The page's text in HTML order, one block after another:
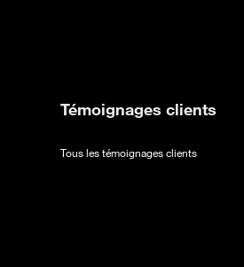
Témoignages clients
Tous les témoignages clients